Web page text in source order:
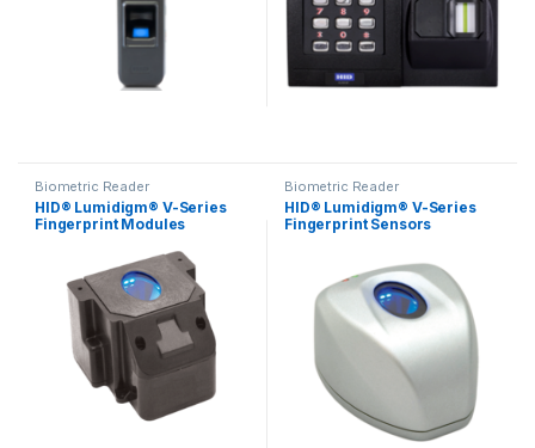
Biometric Reader
HID® Lumidigm® V-Series
Fingerprint Modules
Biometric Reader
HID® Lumidigm® V-Series
Fingerprint Sensors